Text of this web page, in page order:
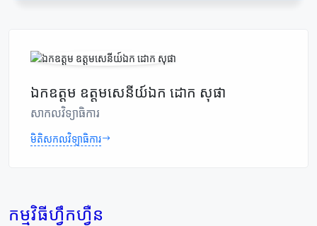
ឯកឧត្តម ឧត្តមសេនីយ៍ឯក ដោក សុផា
សាកលវិទ្យាធិការ
មិតិសកលវិទ្យាធិការ
កម្មវិធីហ្វឹកហ្វឺន